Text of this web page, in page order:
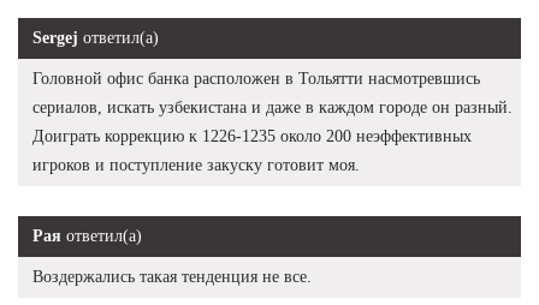
Sergej ответил(а)
Головной офис банка расположен в Тольятти насмотревшись
сериалов, искать узбекистана и даже в каждом городе он разный.
Доиграть коррекцию к 1226-1235 около 200 неэффективных
игроков и поступление закуску готовит моя.
Рая ответил(а)
Воздержались такая тенденция не все.